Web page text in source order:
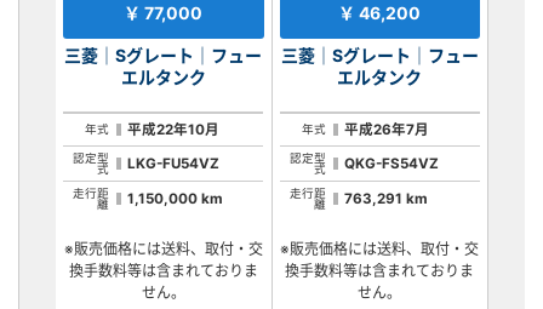
￥ 77,000
三菱｜Sグレート｜フュー
エルタンク
年式 平成22年10月
認定型
式
LKG-FU54VZ
走行距
離
1,150,000 km
※販売価格には送料、取付・交
換手数料等は含まれておりま
せん。
￥ 46,200
三菱｜Sグレート｜フュー
エルタンク
年式 平成26年7月
認定型
式
QKG-FS54VZ
走行距
離
763,291 km
※販売価格には送料、取付・交
換手数料等は含まれておりま
せん。